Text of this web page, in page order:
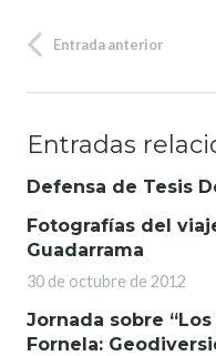
Entrada anterior
Entradas
Defensa de Tesis
Fotografías del
Guadarrama
30 de octubre de 2012
Jornada sobre
Fornela: